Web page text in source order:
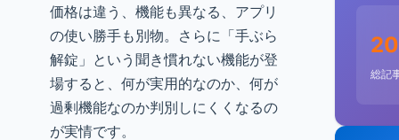
価格は違う、機能も異なる、アプリ
の使い勝手も別物。さらに「手ぶら
解錠」という聞き慣れない機能が登
場すると、何が実用的なのか、何が
過剰機能なのか判別しにくくなるの
が実情です。
総記